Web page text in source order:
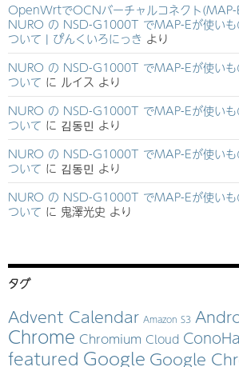
OpenWrtでOCNバーチャルコネクト(MAP-
NURO の NSD-G1000T でMAP-Eが使いも
ついて | ぴんくいろにっき より
NURO の NSD-G1000T でMAP-Eが使いも
ついて に ルイス より
NURO の NSD-G1000T でMAP-Eが使いも
ついて に 김동민 より
NURO の NSD-G1000T でMAP-Eが使いも
ついて に 김동민 より
NURO の NSD-G1000T でMAP-Eが使いも
ついて に 鬼澤光史 より
タグ
Advent Calendar Amazon S3
Chrome Chromium Cloud ConoHa
featured Google Google